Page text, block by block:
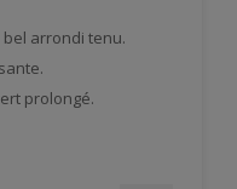
bel arrondi tenu.
prolongé.